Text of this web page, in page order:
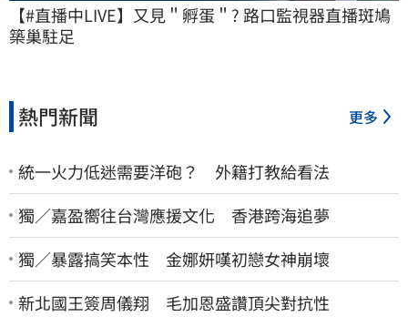
【#直播中LIVE】又見＂孵蛋＂? 路口監視器直播斑鳩
築巢駐足
熱門新聞 更多
統一火力低迷需要洋砲？ 外籍打教給看法
獨／嘉盈嚮往台灣應援文化 香港跨海追夢
獨／暴露搞笑本性 金娜妍嘆初戀女神崩壞
新北國王簽周儀翔 毛加恩盛讚頂尖對抗性